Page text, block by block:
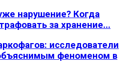
нарушение? Когда
за хранение...
исследователи
феноменом в